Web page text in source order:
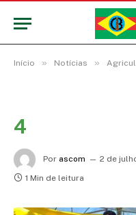
Início » Notícias »
4
Por ascom 2 de
1 Min de leitura